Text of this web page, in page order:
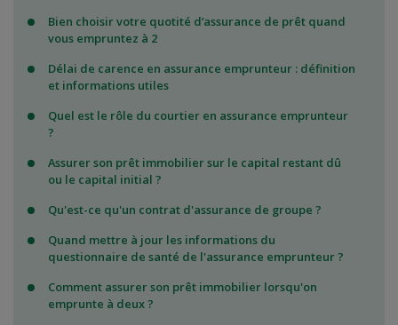
Bien choisir votre quotité d’assurance de prêt quand
vous empruntez à 2
Délai de carence en assurance emprunteur : définition
et informations utiles
Quel est le rôle du courtier en assurance emprunteur
?
Assurer son prêt immobilier sur le capital restant dû
ou le capital initial ?
Qu'est-ce qu'un contrat d'assurance de groupe ?
Quand mettre à jour les informations du
questionnaire de santé de l'assurance emprunteur ?
Comment assurer son prêt immobilier lorsqu'on
emprunte à deux ?